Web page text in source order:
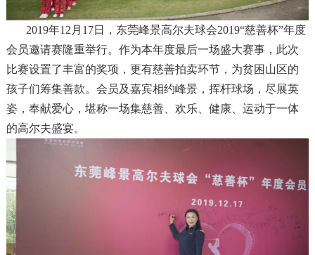
2019年12月17日，东莞峰景高尔夫球会2019“慈善杯”年度
会员邀请赛隆重举行。作为本年度最后一场盛大赛事，此次
比赛设置了丰富的奖项，更有慈善拍卖环节，为贫困山区的
孩子们筹集善款。会员及嘉宾相约峰景，挥杆球场，尽展英
姿，奉献爱心，堪称一场集慈善、欢乐、健康、运动于一体
的高尔夫盛宴。